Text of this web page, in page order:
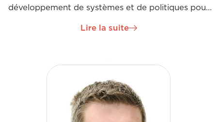
développement de systèmes et de politiques pour
européens. En tant que directeur commercial,
l'Afrique du Sud et l'Inde. Kieran s'est avéré être un
leader passionné qui se concentre particulièrement
sur les talents commerciaux et les initiatives de
développement des compétences.
Lire la suite